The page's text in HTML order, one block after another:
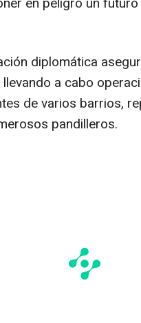
diplomática
a cabo
de varios barrios,
pandilleros.